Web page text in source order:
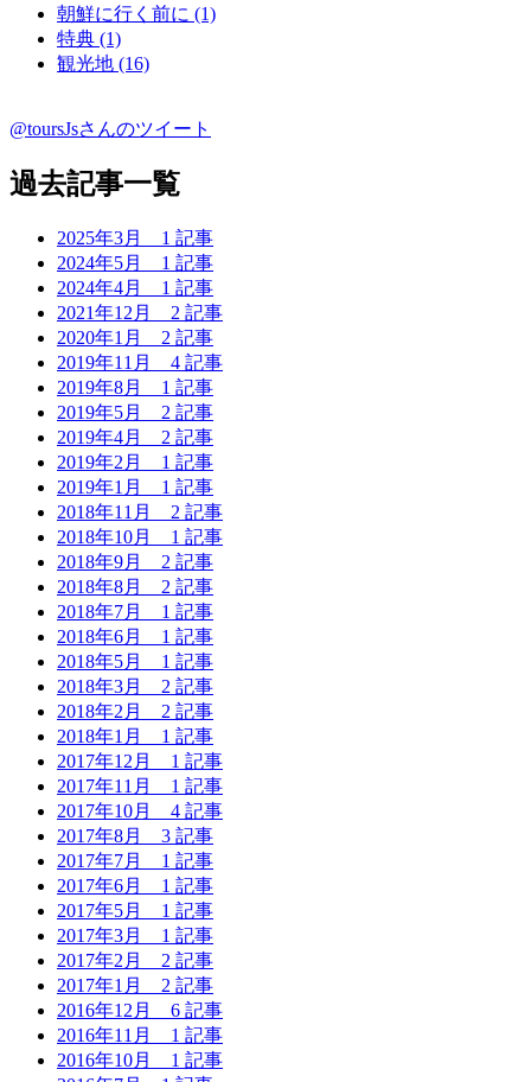
朝鮮に行く前に (1)
特典 (1)
観光地 (16)
@toursJsさんのツイート
過去記事一覧
2025年3月 1 記事
2024年5月 1 記事
2024年4月 1 記事
2021年12月 2 記事
2020年1月 2 記事
2019年11月 4 記事
2019年8月 1 記事
2019年5月 2 記事
2019年4月 2 記事
2019年2月 1 記事
2019年1月 1 記事
2018年11月 2 記事
2018年10月 1 記事
2018年9月 2 記事
2018年8月 2 記事
2018年7月 1 記事
2018年6月 1 記事
2018年5月 1 記事
2018年3月 2 記事
2018年2月 2 記事
2018年1月 1 記事
2017年12月 1 記事
2017年11月 1 記事
2017年10月 4 記事
2017年8月 3 記事
2017年7月 1 記事
2017年6月 1 記事
2017年5月 1 記事
2017年3月 1 記事
2017年2月 2 記事
2017年1月 2 記事
2016年12月 6 記事
2016年11月 1 記事
2016年10月 1 記事